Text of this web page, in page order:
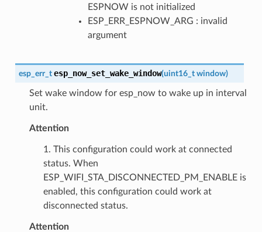
ESPNOW is not initialized
ESP_ERR_ESPNOW_ARG : invalid
argument
esp_err_t esp_now_set_wake_window(uint16_t window)
Set wake window for esp_now to wake up in interval
unit.
Attention
1. This configuration could work at connected
status. When
ESP_WIFI_STA_DISCONNECTED_PM_ENABLE is
enabled, this configuration could work at
disconnected status.
Attention